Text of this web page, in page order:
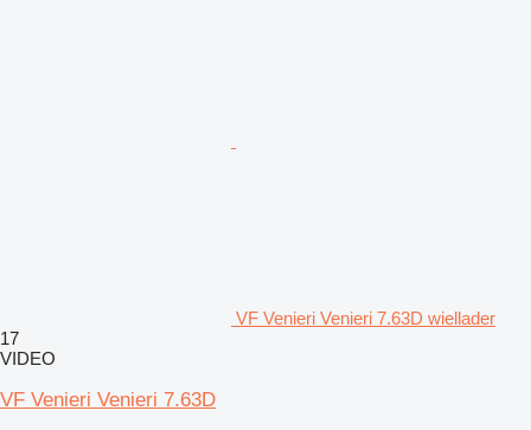
VF Venieri Venieri 7.63D wiellader
17
VIDEO
VF Venieri Venieri 7.63D